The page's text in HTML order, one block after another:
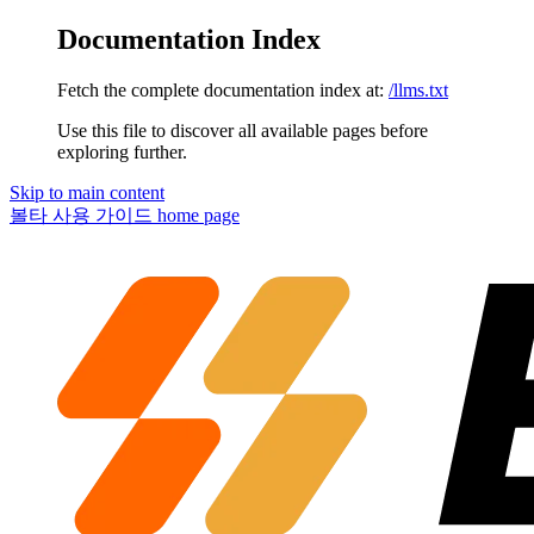
Documentation Index
Fetch the complete documentation index at: /llms.txt
Use this file to discover all available pages before
exploring further.
Skip to main content
볼타 사용 가이드 home page